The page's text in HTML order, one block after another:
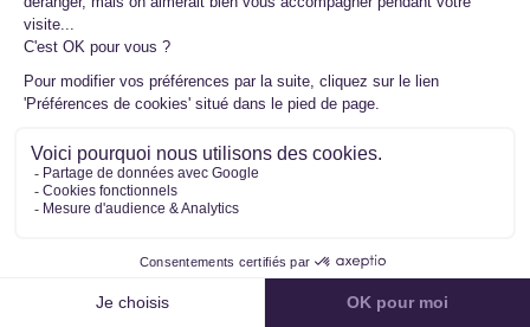
Suivez nos actualités
S'INSCRIRE